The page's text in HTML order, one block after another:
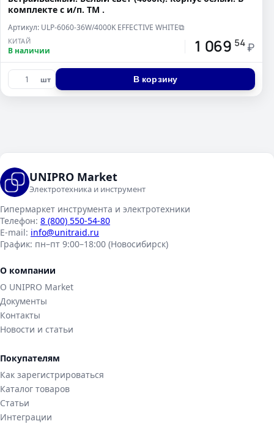
комплекте с и/п. ТМ .
Артикул: ULP-6060-36W/4000K EFFECTIVE WHITE⧉
КИТАЙ
В наличии 1 069 54 ₽
шт В корзину
UNIPRO Market
Электротехника и инструмент
Гипермаркет инструмента и электротехники
Телефон: 8 (800) 550-54-80
E-mail: info@unitraid.ru
График: пн–пт 9:00–18:00 (Новосибирск)
О компании
О UNIPRO Market
Документы
Контакты
Новости и статьи
Покупателям
Как зарегистрироваться
Каталог товаров
Статьи
Интеграции